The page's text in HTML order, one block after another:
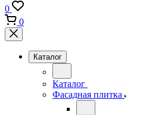
0
0
Каталог
Каталог
Фасадная плитка